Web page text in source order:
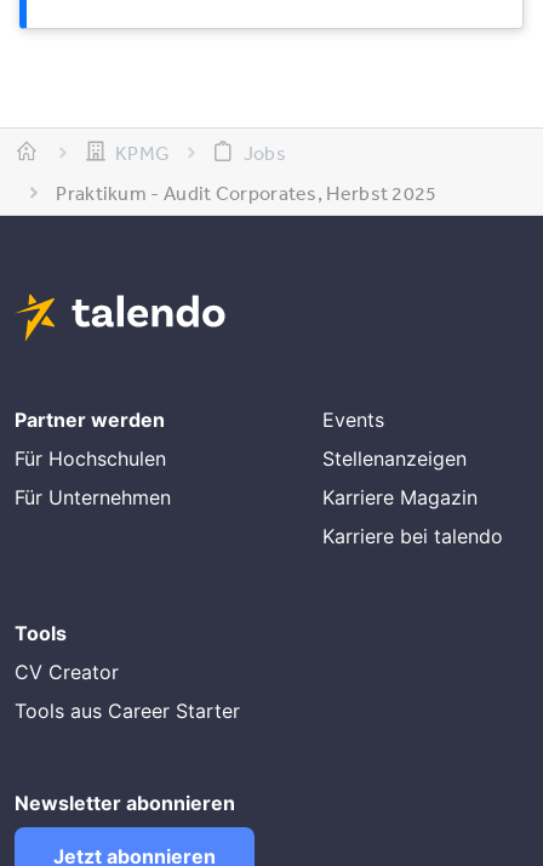
KPMG
Jobs
Praktikum - Audit Corporates, Herbst 2025
Partner werden
Für Hochschulen
Für Unternehmen
Events
Stellenanzeigen
Karriere Magazin
Karriere bei talendo
Tools
CV Creator
Tools aus Career Starter
Newsletter abonnieren
Jetzt abonnieren